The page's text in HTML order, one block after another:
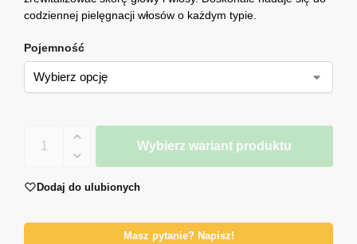
codziennej pielęgnacji włosów o każdym typie.
Pojemność
Wybierz wariant produktu
Dodaj do ulubionych
Masz pytanie? Napisz!